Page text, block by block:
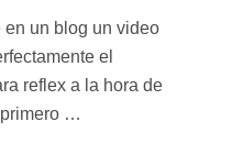
en un blog un video
el
reflex a la hora de
…